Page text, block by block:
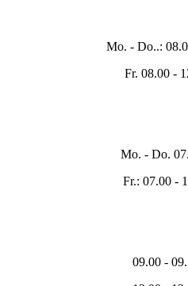
Mo. - Do..:
Fr. 08.00 -
Mo. - Do.
Fr.: 07.00 -
09.00 -